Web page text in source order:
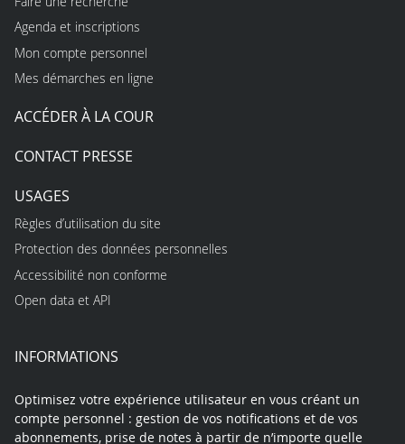
Agenda et inscriptions
Mon compte personnel
Mes démarches en ligne
ACCÉDER À LA COUR
CONTACT PRESSE
USAGES
Règles d’utilisation du site
Protection des données personnelles
Accessibilité non conforme
Open data et API
INFORMATIONS
Optimisez votre expérience utilisateur en vous créant un
compte personnel : gestion de vos notifications et de vos
abonnements, prise de notes à partir de n’importe quelle